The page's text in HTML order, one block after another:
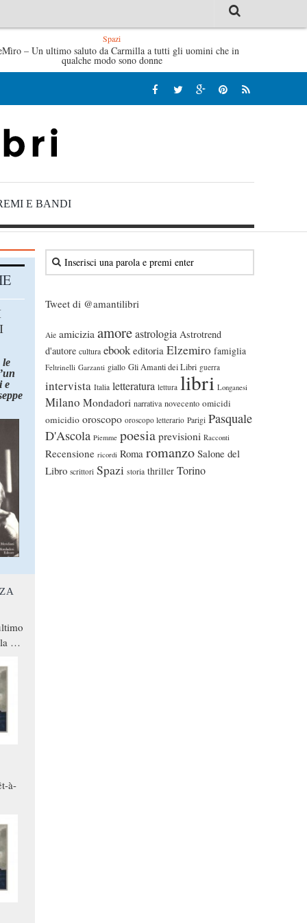
Gaggetta Tutte le mattine di Sybil – Virginia Evans
Spazi
– Un ultimo saluto da Carmilla a tutti gli uomini che in
qualche modo sono donne
E BANDI
Tweet di @amantilibri
Aie amicizia amoreastrologia Astrotrend
d'autore cultura ebook editoria Elzemiro famiglia
Feltrinelli Garzanti giallo Gli Amanti dei Libri guerra
intervista Italia letteratura lettura libri Longanesi
Milano Mondadori narrativa novecento omicidi
omicidio oroscopo oroscopo letterario Parigi Pasquale
D'Ascola Piemme poesia previsioni Racconti
Recensione ricordi Roma romanzo Salone del
Libro scrittori Spazi storia thriller Torino
le
e
a
à-